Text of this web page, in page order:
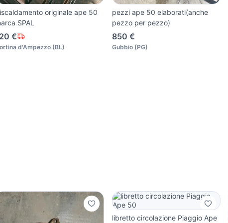
originale ape 50
SPAL
€
d'Ampezzo (BL)
pezzi ape 50 elaborati(anche
pezzo per pezzo)
850 €
Gubbio(PG)
libretto circolazione Piaggio Ape